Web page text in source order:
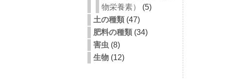
物栄養素）
(5)
土の種類 (47)
肥料の種類 (34)
害虫 (8)
生物 (12)